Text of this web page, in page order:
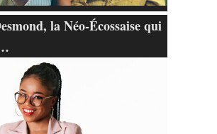
la Néo-Écossaise qui